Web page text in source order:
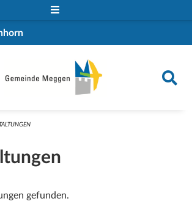
gefunden.